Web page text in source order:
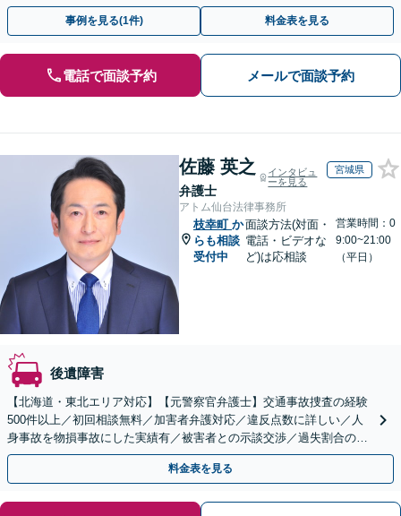
い。【全国オンライン対応】【無料駐車場あり】
事例を見る(1件) 料金表を見る
電話で面談予約 メールで面談予約
佐藤 英之
弁護士
インタビュ
ーを見る
宮城県
アトム仙台法律事務所
枝幸町 か
らも相談
受付中
面談方法(対面・
電話・ビデオな
ど)は応相談
営業時間：0
9:00~21:00
（平日）
後遺障害
【北海道・東北エリア対応】【元警察官弁護士】交通事故捜査の経験
500件以上／初回相談無料／加害者弁護対応／違反点数に詳しい／人
身事故を物損事故にした実績有／被害者との示談交渉／過失割合の交
渉／弁護士費用特約／交通事故を起こしてしまった方／
料金表を見る